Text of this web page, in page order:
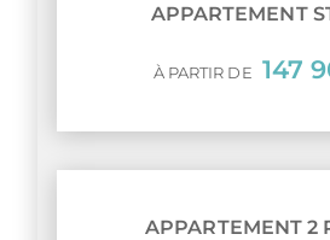
APPARTEMENT
À PARTIR DE 147
APPARTEMENT 2